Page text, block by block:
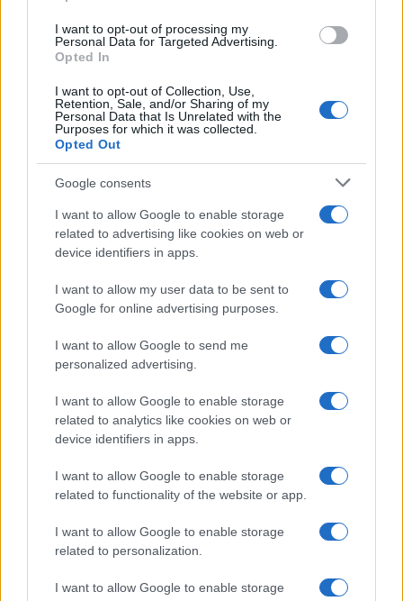
consent section.
I want to opt-out of processing my
Personal Data for Targeted Advertising.
Opted In
I want to opt-out of Collection, Use,
Retention, Sale, and/or Sharing of my
Personal Data that Is Unrelated with the
Purposes for which it was collected.
Opted Out
Google consents
I want to allow Google to enable storage
related to advertising like cookies on web or
device identifiers in apps.
I want to allow my user data to be sent to
Google for online advertising purposes.
I want to allow Google to send me
personalized advertising.
I want to allow Google to enable storage
related to analytics like cookies on web or
device identifiers in apps.
I want to allow Google to enable storage
related to functionality of the website or app.
I want to allow Google to enable storage
related to personalization.
I want to allow Google to enable storage
Investieren24
UK
News Hub UK
Lgbtq News
Investeren 24
NL Newz